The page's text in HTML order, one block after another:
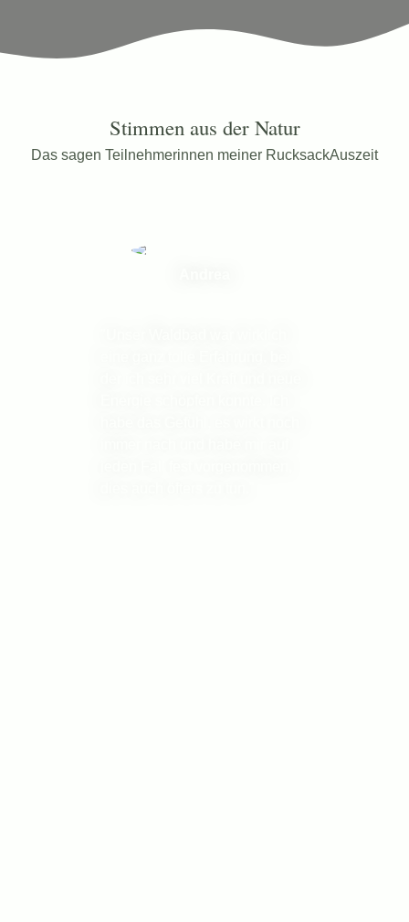
Stimmen aus der Natur
Das sagen Teilnehmerinnen meiner RucksackAuszeit